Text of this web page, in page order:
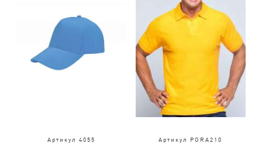
Артикул 4055 Артикул PORA210